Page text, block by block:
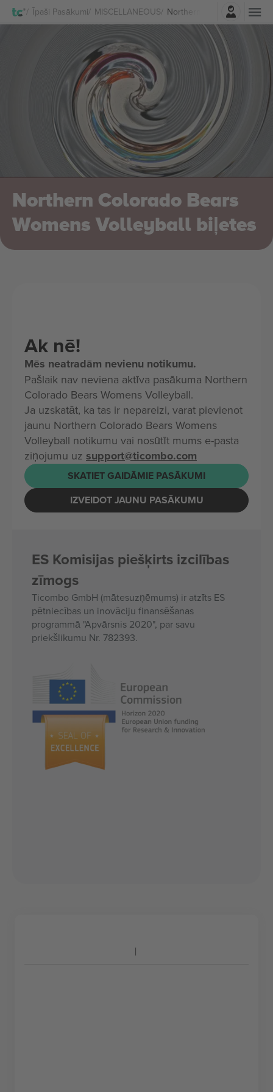
Īpaši Pasākumi MISCELLANEOUS Northern Colorado Bears
Pierakstīties
Northern Colorado Bears
Womens Volleyball biļetes
Ak nē!
Mēs neatradām nevienu notikumu.
Pašlaik nav neviena aktīva pasākuma Northern
Colorado Bears Womens Volleyball.
Ja uzskatāt, ka tas ir nepareizi, varat pievienot
jaunu Northern Colorado Bears Womens
Volleyball notikumu vai nosūtīt mums e-pasta
ziņojumu uz support@ticombo.com
SKATIET GAIDĀMIE PASĀKUMI
IZVEIDOT JAUNU PASĀKUMU
ES Komisijas piešķirts izcilības
zīmogs
Ticombo GmbH (mātesuzņēmums) ir atzīts ES
pētniecības un inovāciju finansēšanas
programmā "Apvārsnis 2020", par savu
priekšlikumu Nr. 782393.